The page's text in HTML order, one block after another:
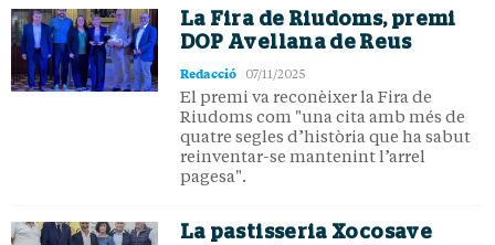
ESPORTS
OPINIÓ
La Fira de Riudoms, premi
DOP Avellana de Reus
Redacció 07/11/2025
El premi va reconèixer la Fira de
Riudoms com "una cita amb més de
quatre segles d’història que ha sabut
reinventar-se mantenint l’arrel
pagesa".
La pastisseria Xocosave